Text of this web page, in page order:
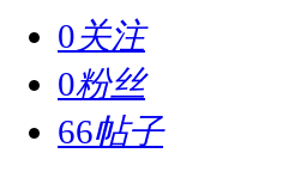
0关注
0粉丝
66帖子